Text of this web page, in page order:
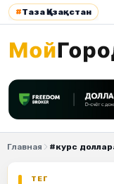
#Таза Қазақстан
Главная #курс
ТЕГ